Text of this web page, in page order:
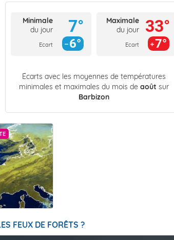
Minimale
du jour
Ecart
7°
6°
Maximale
du jour
Ecart
33°
7°
Écarts avec les moyennes de températures
minimales et maximales du mois de août sur
Barbizon
FEUX DE FORÊTS ?